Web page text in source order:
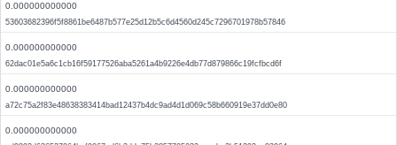
0.000000000000
53603682396f5f8861be6487b577e25d12b5c6d4560d245c7296701978b57846
0.000000000000
62dac01e5a6c1cb16f59177526aba5261a4b9226e4db77d879866c19fcfbcd6f
0.000000000000
a72c75a2f83e48638383414bad12437b4dc9ad4d1d069c58b660919e37dd0e80
0.000000000000